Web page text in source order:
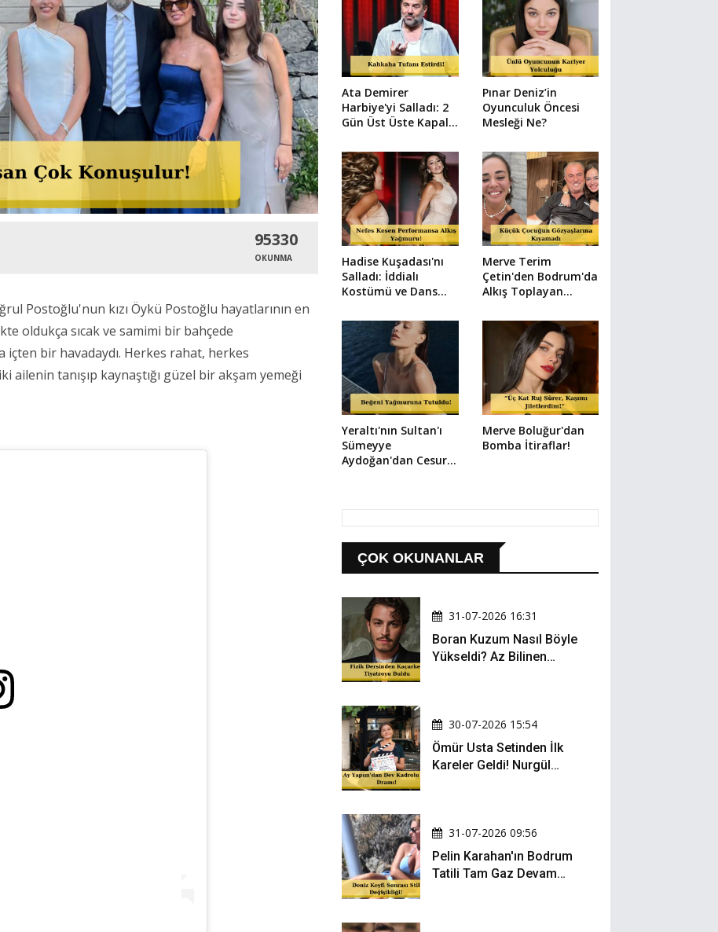
95330
OKUNMA
Postoğlu'nun kızı Öykü Postoğlu hayatlarının en
oldukça sıcak ve samimi bir bahçede
bir havadaydı. Herkes rahat, herkes
ailenin tanışıp kaynaştığı güzel bir akşam yemeği
Ata Demirer
Harbiye'yi Salladı: 2
Gün Üst Üste Kapalı
Pınar Deniz’in
Oyunculuk Öncesi
Mesleği Ne?
Hadise Kuşadası'nı
Salladı: İddialı
Kostümü ve Dans
Merve Terim
Çetin'den Bodrum'da
Alkış Toplayan
Denize Atladı!
Yeraltı'nın Sultan'ı
Sümeyye
Aydoğan'dan Cesur
Merve Boluğur'dan
Bomba İtiraflar!
ÇOK OKUNANLAR
31-07-2026 16:31
Boran Kuzum Nasıl Böyle
Yükseldi? Az Bilinen
30-07-2026 15:54
Ömür Usta Setinden İlk
Kareler Geldi! Nurgül
31-07-2026 09:56
Pelin Karahan'ın Bodrum
Tatili Tam Gaz Devam